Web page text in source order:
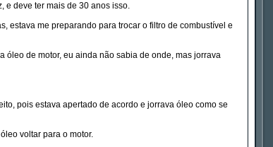
e deve ter mais de 30 anos isso.
estava me preparando para trocar o filtro de combustível e
óleo de motor, eu ainda não sabia de onde, mas jorrava
pois estava apertado de acordo e jorrava óleo como se
voltar para o motor.